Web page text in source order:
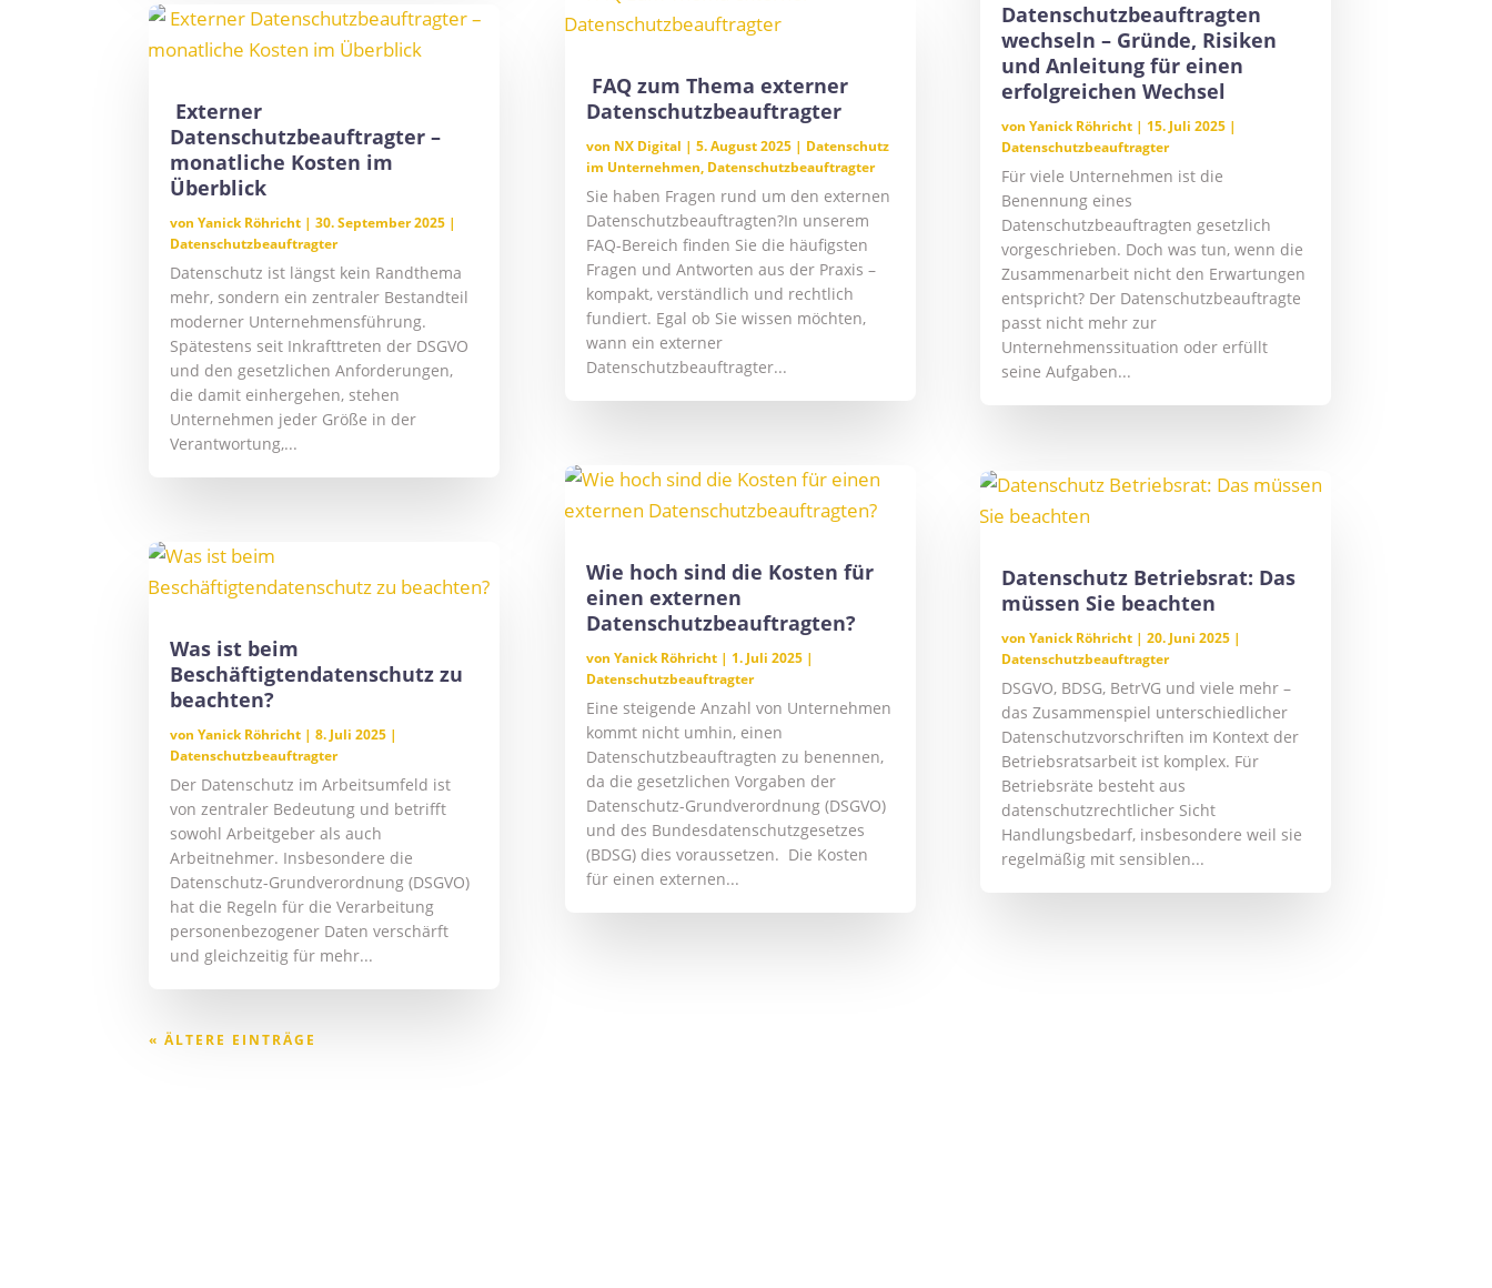
Externer
Datenschutzbeauftragter –
monatliche Kosten im
Überblick
vonYanick Röhricht |30. September 2025 |
Datenschutzbeauftragter
Datenschutz ist längst kein Randthema
mehr, sondern ein zentraler Bestandteil
moderner Unternehmensführung.
Spätestens seit Inkrafttreten der DSGVO
und den gesetzlichen Anforderungen,
die damit einhergehen, stehen
Unternehmen jeder Größe in der
Verantwortung,...
Was ist beim
Beschäftigtendatenschutz zu
beachten?
vonYanick Röhricht |8. Juli 2025 |
Datenschutzbeauftragter
Der Datenschutz im Arbeitsumfeld ist
von zentraler Bedeutung und betrifft
sowohl Arbeitgeber als auch
Arbeitnehmer. Insbesondere die
Datenschutz-Grundverordnung (DSGVO)
hat die Regeln für die Verarbeitung
personenbezogener Daten verschärft
und gleichzeitig für mehr...
FAQ zum Thema externer
Datenschutzbeauftragter
von NX Digital | 5. August 2025| Datenschutz
im Unternehmen, Datenschutzbeauftragter
Sie haben Fragen rund um den externen
Datenschutzbeauftragten?In unserem
FAQ-Bereich finden Sie die häufigsten
Fragen und Antworten aus der Praxis –
kompakt, verständlich und rechtlich
fundiert. Egal ob Sie wissen möchten,
wann ein externer
Datenschutzbeauftragter...
Wie hoch sind die Kosten für
einen externen
Datenschutzbeauftragten?
von Yanick Röhricht| 1. Juli 2025|
Datenschutzbeauftragter
Eine steigende Anzahl von Unternehmen
kommt nicht umhin, einen
Datenschutzbeauftragten zu benennen,
da die gesetzlichen Vorgaben der
Datenschutz-Grundverordnung (DSGVO)
und des Bundesdatenschutzgesetzes
(BDSG) dies voraussetzen. Die Kosten
für einen externen...
Datenschutzbeauftragten
wechseln – Gründe, Risiken
und Anleitung für einen
erfolgreichen Wechsel
vonYanick Röhricht | 15. Juli 2025 |
Datenschutzbeauftragter
Für viele Unternehmen ist die
Benennung eines
Datenschutzbeauftragten gesetzlich
vorgeschrieben. Doch was tun, wenn die
Zusammenarbeit nicht den Erwartungen
entspricht? Der Datenschutzbeauftragte
passt nicht mehr zur
Unternehmenssituation oder erfüllt
seine Aufgaben...
Datenschutz Betriebsrat: Das
müssen Sie beachten
vonYanick Röhricht |20. Juni 2025 |
Datenschutzbeauftragter
DSGVO, BDSG, BetrVG und viele mehr –
das Zusammenspiel unterschiedlicher
Datenschutzvorschriften im Kontext der
Betriebsratsarbeit ist komplex. Für
Betriebsräte besteht aus
datenschutzrechtlicher Sicht
Handlungsbedarf, insbesondere weil sie
regelmäßig mit sensiblen...
« ÄLTERE EINTRÄGE